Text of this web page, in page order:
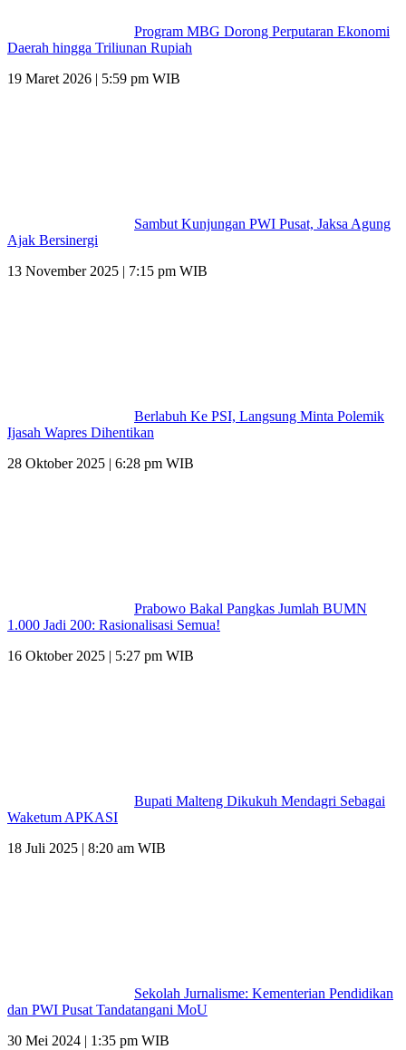
Program MBG Dorong Perputaran Ekonomi
Daerah hingga Triliunan Rupiah
19 Maret 2026 | 5:59 pm WIB
Sambut Kunjungan PWI Pusat, Jaksa Agung
Ajak Bersinergi
13 November 2025 | 7:15 pm WIB
Berlabuh Ke PSI, Langsung Minta Polemik
Ijasah Wapres Dihentikan
28 Oktober 2025 | 6:28 pm WIB
Prabowo Bakal Pangkas Jumlah BUMN
1.000 Jadi 200: Rasionalisasi Semua!
16 Oktober 2025 | 5:27 pm WIB
Bupati Malteng Dikukuh Mendagri Sebagai
Waketum APKASI
18 Juli 2025 | 8:20 am WIB
Sekolah Jurnalisme: Kementerian Pendidikan
dan PWI Pusat Tandatangani MoU
30 Mei 2024 | 1:35 pm WIB